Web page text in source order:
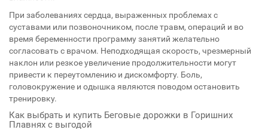
При заболеваниях сердца, выраженных проблемах с
суставами или позвоночником, после травм, операций и во
время беременности программу занятий желательно
согласовать с врачом. Неподходящая скорость, чрезмерный
наклон или резкое увеличение продолжительности могут
привести к переутомлению и дискомфорту. Боль,
головокружение и одышка являются поводом остановить
тренировку.
Как выбрать и купить Беговые дорожки в Горишних
Плавнях с выгодой